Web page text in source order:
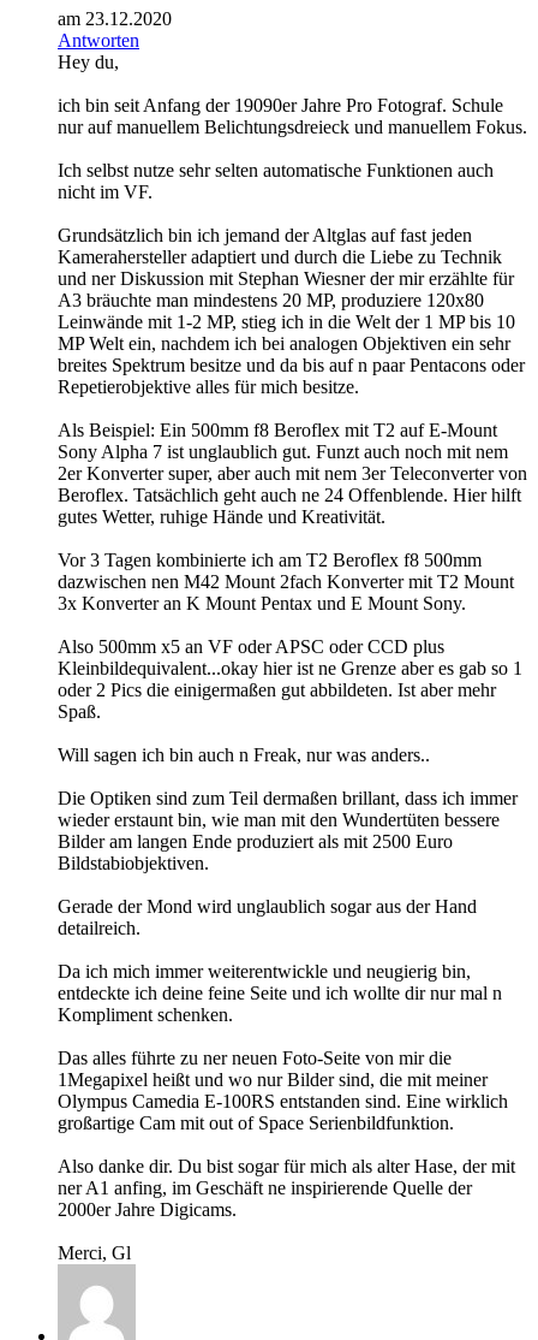
am 23.12.2020
Antworten
Hey du,
ich bin seit Anfang der 19090er Jahre Pro Fotograf. Schule
nur auf manuellem Belichtungsdreieck und manuellem Fokus.
Ich selbst nutze sehr selten automatische Funktionen auch
nicht im VF.
Grundsätzlich bin ich jemand der Altglas auf fast jeden
Kamerahersteller adaptiert und durch die Liebe zu Technik
und ner Diskussion mit Stephan Wiesner der mir erzählte für
A3 bräuchte man mindestens 20 MP, produziere 120x80
Leinwände mit 1-2 MP, stieg ich in die Welt der 1 MP bis 10
MP Welt ein, nachdem ich bei analogen Objektiven ein sehr
breites Spektrum besitze und da bis auf n paar Pentacons oder
Repetierobjektive alles für mich besitze.
Als Beispiel: Ein 500mm f8 Beroflex mit T2 auf E-Mount
Sony Alpha 7 ist unglaublich gut. Funzt auch noch mit nem
2er Konverter super, aber auch mit nem 3er Teleconverter von
Beroflex. Tatsächlich geht auch ne 24 Offenblende. Hier hilft
gutes Wetter, ruhige Hände und Kreativität.
Vor 3 Tagen kombinierte ich am T2 Beroflex f8 500mm
dazwischen nen M42 Mount 2fach Konverter mit T2 Mount
3x Konverter an K Mount Pentax und E Mount Sony.
Also 500mm x5 an VF oder APSC oder CCD plus
Kleinbildequivalent...okay hier ist ne Grenze aber es gab so 1
oder 2 Pics die einigermaßen gut abbildeten. Ist aber mehr
Spaß.
Will sagen ich bin auch n Freak, nur was anders..
Die Optiken sind zum Teil dermaßen brillant, dass ich immer
wieder erstaunt bin, wie man mit den Wundertüten bessere
Bilder am langen Ende produziert als mit 2500 Euro
Bildstabiobjektiven.
Gerade der Mond wird unglaublich sogar aus der Hand
detailreich.
Da ich mich immer weiterentwickle und neugierig bin,
entdeckte ich deine feine Seite und ich wollte dir nur mal n
Kompliment schenken.
Das alles führte zu ner neuen Foto-Seite von mir die
1Megapixel heißt und wo nur Bilder sind, die mit meiner
Olympus Camedia E-100RS entstanden sind. Eine wirklich
großartige Cam mit out of Space Serienbildfunktion.
Also danke dir. Du bist sogar für mich als alter Hase, der mit
ner A1 anfing, im Geschäft ne inspirierende Quelle der
2000er Jahre Digicams.
Merci, Gl